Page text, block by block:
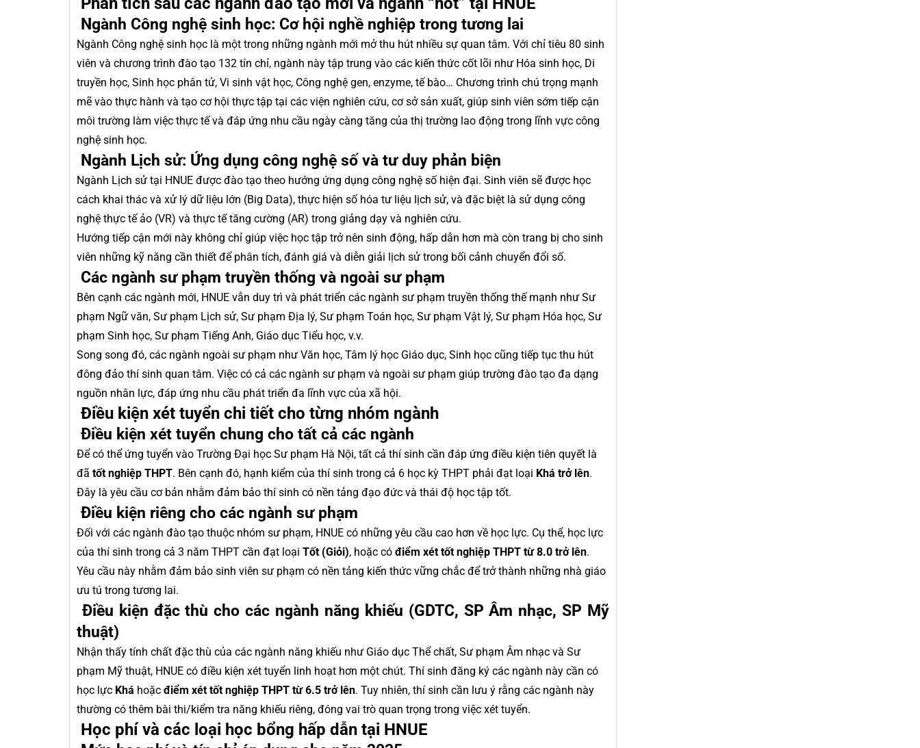
Ngành Công nghệ sinh học: Cơ hội nghề nghiệp trong tương lai
Ngành Công nghệ sinh học là một trong những ngành mới mở thu hút nhiều sự quan tâm. Với chỉ tiêu 80 sinh
viên và chương trình đào tạo 132 tín chỉ, ngành này tập trung vào các kiến thức cốt lõi như Hóa sinh học, Di
truyền học, Sinh học phân tử, Vi sinh vật học, Công nghệ gen, enzyme, tế bào… Chương trình chú trọng mạnh
mẽ vào thực hành và tạo cơ hội thực tập tại các viện nghiên cứu, cơ sở sản xuất, giúp sinh viên sớm tiếp cận
môi trường làm việc thực tế và đáp ứng nhu cầu ngày càng tăng của thị trường lao động trong lĩnh vực công
nghệ sinh học.
Ngành Lịch sử: Ứng dụng công nghệ số và tư duy phản biện
Ngành Lịch sử tại HNUE được đào tạo theo hướng ứng dụng công nghệ số hiện đại. Sinh viên sẽ được học
cách khai thác và xử lý dữ liệu lớn (Big Data), thực hiện số hóa tư liệu lịch sử, và đặc biệt là sử dụng công
nghệ thực tế ảo (VR) và thực tế tăng cường (AR) trong giảng dạy và nghiên cứu.
Hướng tiếp cận mới này không chỉ giúp việc học tập trở nên sinh động, hấp dẫn hơn mà còn trang bị cho sinh
viên những kỹ năng cần thiết để phân tích, đánh giá và diễn giải lịch sử trong bối cảnh chuyển đổi số.
Các ngành sư phạm truyền thống và ngoài sư phạm
Bên cạnh các ngành mới, HNUE vẫn duy trì và phát triển các ngành sư phạm truyền thống thế mạnh như Sư
phạm Ngữ văn, Sư phạm Lịch sử, Sư phạm Địa lý, Sư phạm Toán học, Sư phạm Vật lý, Sư phạm Hóa học, Sư
phạm Sinh học, Sư phạm Tiếng Anh, Giáo dục Tiểu học, v.v.
Song song đó, các ngành ngoài sư phạm như Văn học, Tâm lý học Giáo dục, Sinh học cũng tiếp tục thu hút
đông đảo thí sinh quan tâm. Việc có cả các ngành sư phạm và ngoài sư phạm giúp trường đào tạo đa dạng
nguồn nhân lực, đáp ứng nhu cầu phát triển đa lĩnh vực của xã hội.
Điều kiện xét tuyển chi tiết cho từng nhóm ngành
Điều kiện xét tuyển chung cho tất cả các ngành
Để có thể ứng tuyển vào Trường Đại học Sư phạm Hà Nội, tất cả thí sinh cần đáp ứng điều kiện tiên quyết là
đã tốt nghiệp THPT. Bên cạnh đó, hạnh kiểm của thí sinh trong cả 6 học kỳ THPT phải đạt loại Khá trở lên.
Đây là yêu cầu cơ bản nhằm đảm bảo thí sinh có nền tảng đạo đức và thái độ học tập tốt.
Điều kiện riêng cho các ngành sư phạm
Đối với các ngành đào tạo thuộc nhóm sư phạm, HNUE có những yêu cầu cao hơn về học lực. Cụ thể, học lực
của thí sinh trong cả 3 năm THPT cần đạt loại Tốt (Giỏi), hoặc có điểm xét tốt nghiệp THPT từ 8.0 trở lên.
Yêu cầu này nhằm đảm bảo sinh viên sư phạm có nền tảng kiến thức vững chắc để trở thành những nhà giáo
ưu tú trong tương lai.
Điều kiện đặc thù cho các ngành năng khiếu (GDTC, SP Âm nhạc, SP Mỹ
thuật)
Nhận thấy tính chất đặc thù của các ngành năng khiếu như Giáo dục Thể chất, Sư phạm Âm nhạc và Sư
phạm Mỹ thuật, HNUE có điều kiện xét tuyển linh hoạt hơn một chút. Thí sinh đăng ký các ngành này cần có
học lực Khá hoặc điểm xét tốt nghiệp THPT từ 6.5 trở lên. Tuy nhiên, thí sinh cần lưu ý rằng các ngành này
thường có thêm bài thi/kiểm tra năng khiếu riêng, đóng vai trò quan trọng trong việc xét tuyển.
Học phí và các loại học bổng hấp dẫn tại HNUE